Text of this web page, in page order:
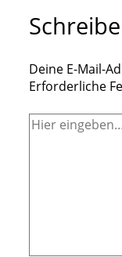
Deine E-Mail-
Erforderliche
Hier